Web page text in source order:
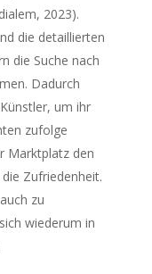
2023).
die detaillierten
die Suche nach
Dadurch
um ihr
zufolge
Marktplatz den
Zufriedenheit.
zu
wiederum in